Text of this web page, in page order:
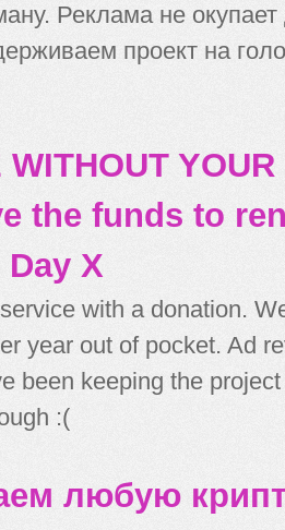
Реклама не
проект на
the funds to
X
with a donation.
year out of pocket. Ad
been keeping the
:(
любую